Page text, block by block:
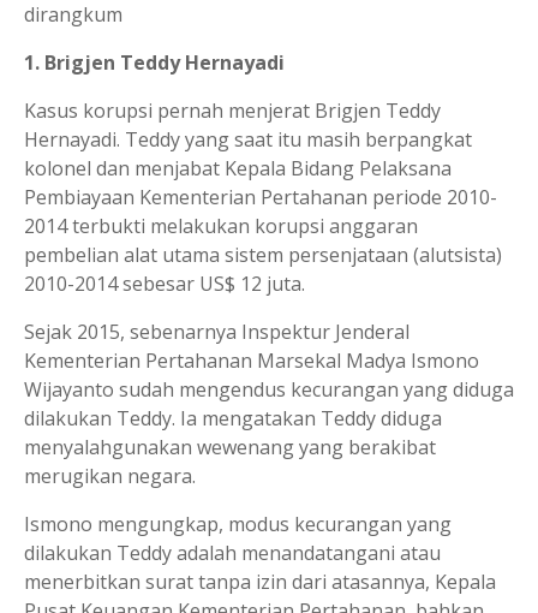
dirangkum
1. Brigjen Teddy Hernayadi
Kasus korupsi pernah menjerat Brigjen Teddy
Hernayadi. Teddy yang saat itu masih berpangkat
kolonel dan menjabat Kepala Bidang Pelaksana
Pembiayaan Kementerian Pertahanan periode 2010-
2014 terbukti melakukan korupsi anggaran
pembelian alat utama sistem persenjataan (alutsista)
2010-2014 sebesar US$ 12 juta.
Sejak 2015, sebenarnya Inspektur Jenderal
Kementerian Pertahanan Marsekal Madya Ismono
Wijayanto sudah mengendus kecurangan yang diduga
dilakukan Teddy. Ia mengatakan Teddy diduga
menyalahgunakan wewenang yang berakibat
merugikan negara.
Ismono mengungkap, modus kecurangan yang
dilakukan Teddy adalah menandatangani atau
menerbitkan surat tanpa izin dari atasannya, Kepala